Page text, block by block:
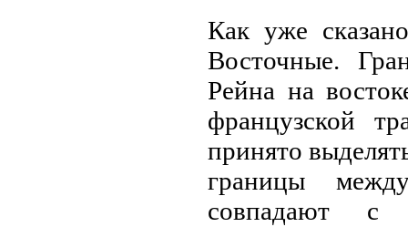
Как уже
Восточные.
Рейнa нa
французской
принято
границы
совпадают с